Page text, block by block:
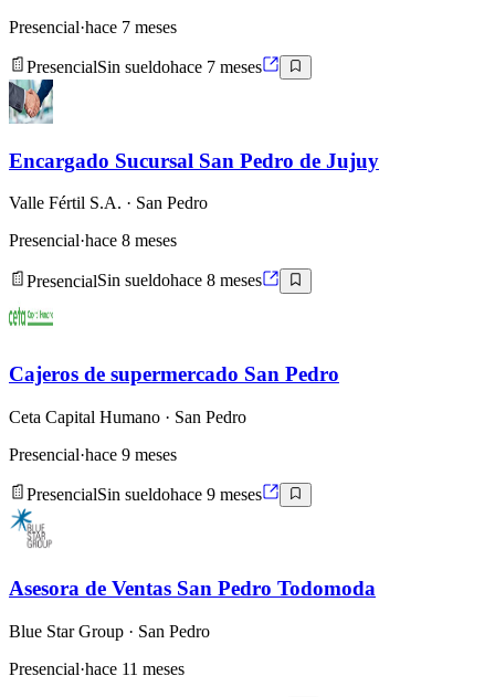
Presencial·hace 7 meses
PresencialSin sueldohace 7 meses
Encargado Sucursal San Pedro de Jujuy
Valle Fértil S.A. · San Pedro
Presencial·hace 8 meses
PresencialSin sueldohace 8 meses
Cajeros de supermercado San Pedro
Ceta Capital Humano · San Pedro
Presencial·hace 9 meses
PresencialSin sueldohace 9 meses
Asesora de Ventas San Pedro Todomoda
Blue Star Group · San Pedro
Presencial·hace 11 meses